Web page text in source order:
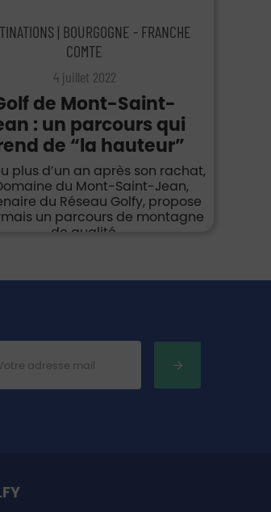
| BOURGOGNE - FRANCHE
COMTE
4 juillet 2022
de Mont-Saint-
: un parcours qui
de “la hauteur”
plus d’un an après son rachat,
du Mont-Saint-Jean,
du Réseau Golfy, propose
un parcours de montagne
de qualité.